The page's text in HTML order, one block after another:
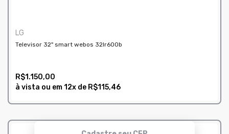
LG
Televisor 32" smart webos 32lr600b
R$1.150,00
à vista ou em12x de R$115,46
COMPRAR